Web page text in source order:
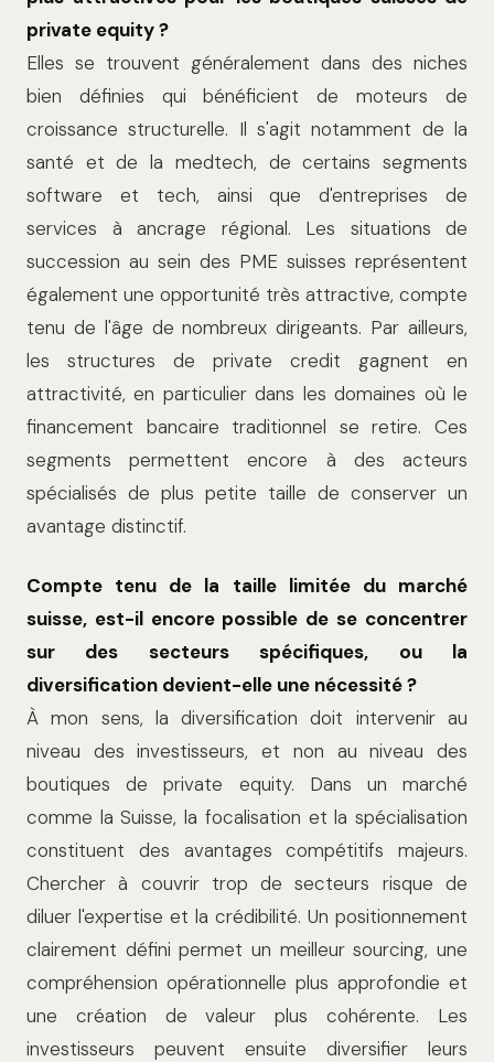
private equity ?
Elles se trouvent généralement dans des niches
bien définies qui bénéficient de moteurs de
croissance structurelle. Il s'agit notamment de la
santé et de la medtech, de certains segments
software et tech, ainsi que d'entreprises de
services à ancrage régional. Les situations de
succession au sein des PME suisses représentent
également une opportunité très attractive, compte
tenu de l'âge de nombreux dirigeants. Par ailleurs,
les structures de private credit gagnent en
attractivité, en particulier dans les domaines où le
financement bancaire traditionnel se retire. Ces
segments permettent encore à des acteurs
spécialisés de plus petite taille de conserver un
avantage distinctif.
Compte tenu de la taille limitée du marché
suisse, est-il encore possible de se concentrer
sur des secteurs spécifiques, ou la
diversification devient-elle une nécessité ?
À mon sens, la diversification doit intervenir au
niveau des investisseurs, et non au niveau des
boutiques de private equity. Dans un marché
comme la Suisse, la focalisation et la spécialisation
constituent des avantages compétitifs majeurs.
Chercher à couvrir trop de secteurs risque de
diluer l'expertise et la crédibilité. Un positionnement
clairement défini permet un meilleur sourcing, une
compréhension opérationnelle plus approfondie et
une création de valeur plus cohérente. Les
investisseurs peuvent ensuite diversifier leurs